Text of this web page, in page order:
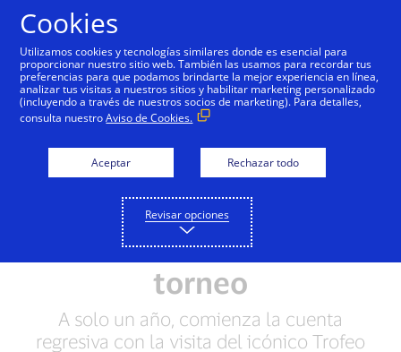
Visa trae el icónico
Trofeo de los
Campeones de la Copa
Mundial de la FIFA 26™ a
América Latina como
antesala al histórico
torneo
A solo un año, comienza la cuenta
regresiva con la visita del icónico Trofeo
Cookies
Utilizamos cookies y tecnologías similares donde es esencial para
proporcionar nuestro sitio web. También las usamos para recordar tus
preferencias para que podamos brindarte la mejor experiencia en línea,
analizar tus visitas a nuestros sitios y habilitar marketing personalizado
(incluyendo a través de nuestros socios de marketing). Para detalles,
consulta nuestroAviso de Cookies.
Aceptar Rechazar todo
Revisar opciones